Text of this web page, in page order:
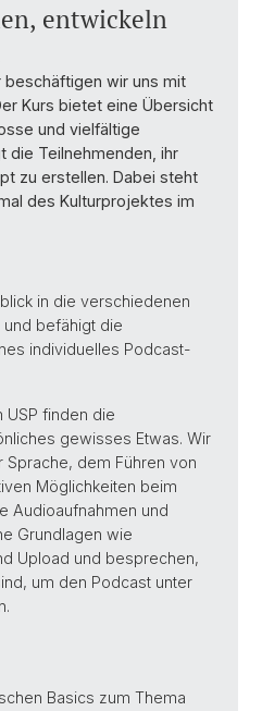
entwickeln
beschäftigen wir uns mit
Kurs bietet eine Übersicht
und vielfältige
die Teilnehmenden, ihr
zu erstellen. Dabei steht
des Kulturprojektes im
in die verschiedenen
befähigt die
individuelles Podcast-
USP finden die
gewisses Etwas. Wir
dem Führen von
Möglichkeiten beim
Audioaufnahmen und
Grundlagen wie
Upload und besprechen,
um den Podcast unter
Basics zum Thema